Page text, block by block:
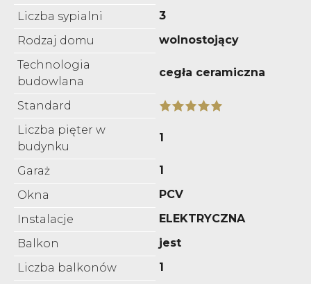
Liczba sypialni
3
Rodzaj domu
wolnostojący
Technologia
budowlana
cegła ceramiczna
Standard
Liczba pięter w
budynku
1
Garaż
1
Okna
PCV
Instalacje
ELEKTRYCZNA
Balkon
jest
Liczba balkonów
1